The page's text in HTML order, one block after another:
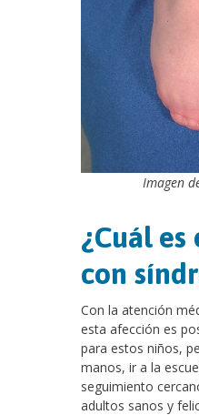
Imagen
¿Cuál
con
Con la atención
esta afección es
para estos niños,
manos, ir a la
seguimiento
adultos sanos y